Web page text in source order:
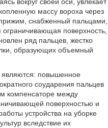
массу вороха через
снабженный пальцами,
поверхность,
ряд пальцев, жестко
образующих объемный
являются: повышенное
соударения пальцев
компенсаторе между
поверхностью и
устройства на уборке
вследствие их